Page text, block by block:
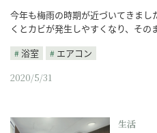
今年も梅雨の時期が近づいてきま
くとカビが発生しやすくなり、そ
浴室
エアコン
2020/5/31
生活